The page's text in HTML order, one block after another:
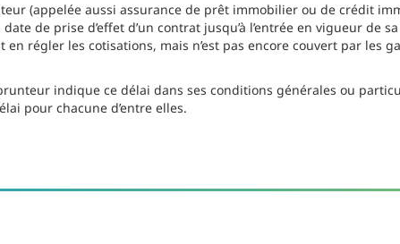
(appelée aussi assurance de prêt immobilier ou de crédit
de prise d’effet d’un contrat jusqu’à l’entrée en vigueur de
régler les cotisations, mais n’est pas encore couvert par les
indique ce délai dans ses conditions générales ou
pour chacune d’entre elles.